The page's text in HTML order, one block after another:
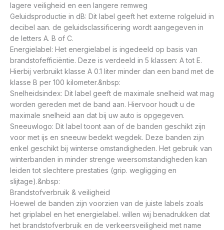
lagere veiligheid en een langere remweg
Geluidsproductie in dB: Dit label geeft het externe rolgeluid in
decibel aan. de geluidsclassificering wordt aangegeven in
de letters A. B of C.
Energielabel: Het energielabel is ingedeeld op basis van
brandstofefficiëntie. Deze is verdeeld in 5 klassen: A tot E.
Hierbij verbruikt klasse A 0.1 liter minder dan een band met de
klasse B per 100 kilometer.&nbsp:
Snelheidsindex: Dit label geeft de maximale snelheid wat mag
worden gereden met de band aan. Hiervoor houdt u de
maximale snelheid aan dat bij uw auto is opgegeven.
Sneeuwlogo: Dit label toont aan of de banden geschikt zijn
voor met ijs en sneeuw bedekt wegdek. Deze banden zijn
enkel geschikt bij winterse omstandigheden. Het gebruik van
winterbanden in minder strenge weersomstandigheden kan
leiden tot slechtere prestaties (grip. wegligging en
slijtage).&nbsp:
Brandstofverbruik & veiligheid
Hoewel de banden zijn voorzien van de juiste labels zoals
het griplabel en het energielabel. willen wij benadrukken dat
het brandstofverbruik en de verkeersveiligheid met name